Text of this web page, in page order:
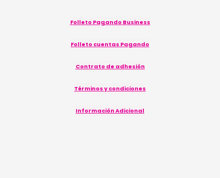
Folleto Pagando Business
Folleto cuentas Pagando
Contrato de adhesión
Términos y condiciones
Información Adicional